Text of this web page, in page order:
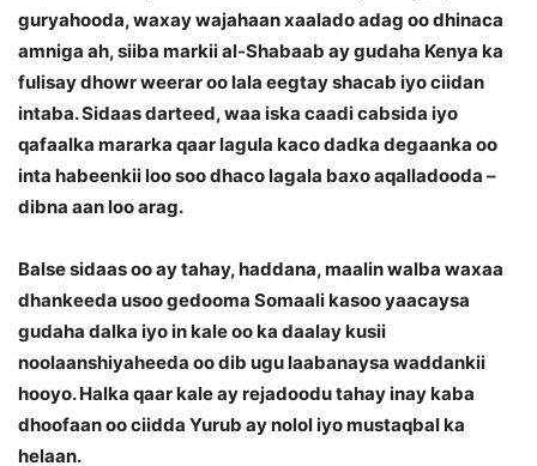
guryahooda, waxay wajahaan xaalado adag oo dhinaca
amniga ah, siiba markii al-Shabaab ay gudaha Kenya ka
fulisay dhowr weerar oo lala eegtay shacab iyo ciidan
intaba. Sidaas darteed, waa iska caadi cabsida iyo
qafaalka mararka qaar lagula kaco dadka degaanka oo
inta habeenkii loo soo dhaco lagala baxo aqalladooda –
dibna aan loo arag.
Balse sidaas oo ay tahay, haddana, maalin walba waxaa
dhankeeda usoo gedooma Somaali kasoo yaacaysa
gudaha dalka iyo in kale oo ka daalay kusii
noolaanshiyaheeda oo dib ugu laabanaysa waddankii
hooyo. Halka qaar kale ay rejadoodu tahay inay kaba
dhoofaan oo ciidda Yurub ay nolol iyo mustaqbal ka
helaan.